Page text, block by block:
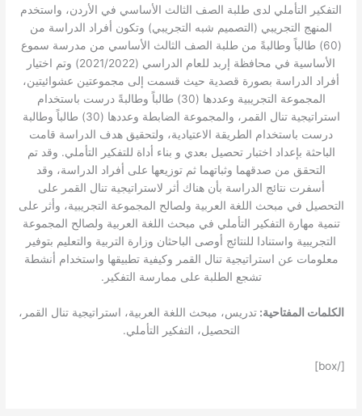
التفكير التأملي لدى طلبة الصف الثالث الأساسي في الأردن، واستخدم
المنهج التجريبي (التصميم شبه التجريبي) وتكون أفراد الدراسة من
(60) طالباً وطالبةً من طلبة الصف الثالث الأساسي من مدرسة سموع
الأساسية في محافظة إربد للعام الدراسي (2021/2022) وتم اختيار
أفراد الدراسة بصورة قصدية حيث قسمت إلى مجموعتين عشوائيتين،
المجموعة التجريبية وعددها (30) طالباً وطالبةً درست باستخدام
استراتيجية تنال القمر، والمجموعة الضابطة وعددها (30) طالباً وطالبة
درست باستخدام الطريقة الاعتيادية، ولتحقيق هدف الدراسة قامت
الباحثة بإعداد اختبار تحصيل بعدي و بناء أداة للتفكير التأملي. وقد تم
التحقق من صدقهما وثباتهما ثم توزيعها على أفراد الدراسة، وقد
أسفرت نتائج الدراسة بأن هناك أثر لاستراتيجية تنال القمر على
التحصيل في مبحث اللغة العربية ولصالح المجموعة التجريبية، وأثر على
تنمية مهارة التفكير التأملي في مبحث اللغة العربية ولصالح المجموعة
التجريبية واستنادا للنتائج أوصى الباحثان وزارة التربية والتعليم بتوفير
معلومات عن استراتيجية تنال القمر وكيفية تطبيقها واستخدام أنشطة
تشجع الطلبة على ممارسة التفكير.
الكلمات المفتاحية:تدريس، مبحث اللغة العربية، استراتيجية تنال القمر،
التحصيل، التفكير التأملي.
[/box]